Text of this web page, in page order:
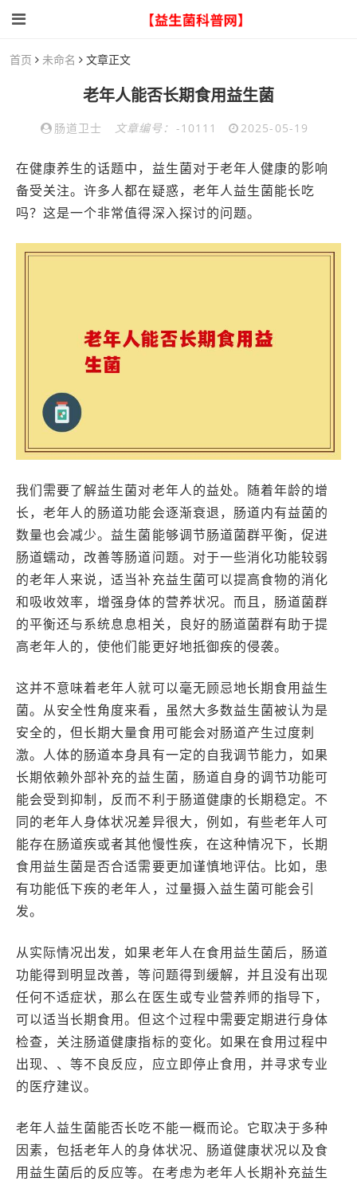
首页 未命名 文章正文
老年人能否长期食用益生菌
肠道卫士 文章编号： -10111 2025-05-19
在健康养生的话题中，益生菌对于老年人健康的影响
备受关注。许多人都在疑惑，老年人益生菌能长吃
吗？这是一个非常值得深入探讨的问题。
我们需要了解益生菌对老年人的益处。随着年龄的增
长，老年人的肠道功能会逐渐衰退，肠道内有益菌的
数量也会减少。益生菌能够调节肠道菌群平衡，促进
肠道蠕动，改善等肠道问题。对于一些消化功能较弱
的老年人来说，适当补充益生菌可以提高食物的消化
和吸收效率，增强身体的营养状况。而且，肠道菌群
的平衡还与系统息息相关，良好的肠道菌群有助于提
高老年人的，使他们能更好地抵御疾的侵袭。
这并不意味着老年人就可以毫无顾忌地长期食用益生
菌。从安全性角度来看，虽然大多数益生菌被认为是
安全的，但长期大量食用可能会对肠道产生过度刺
激。人体的肠道本身具有一定的自我调节能力，如果
长期依赖外部补充的益生菌，肠道自身的调节功能可
能会受到抑制，反而不利于肠道健康的长期稳定。不
同的老年人身体状况差异很大，例如，有些老年人可
能存在肠道疾或者其他慢性疾，在这种情况下，长期
食用益生菌是否合适需要更加谨慎地评估。比如，患
有功能低下疾的老年人，过量摄入益生菌可能会引
发。
从实际情况出发，如果老年人在食用益生菌后，肠道
功能得到明显改善，等问题得到缓解，并且没有出现
任何不适症状，那么在医生或专业营养师的指导下，
可以适当长期食用。但这个过程中需要定期进行身体
检查，关注肠道健康指标的变化。如果在食用过程中
出现、、等不良反应，应立即停止食用，并寻求专业
的医疗建议。
老年人益生菌能否长吃不能一概而论。它取决于多种
因素，包括老年人的身体状况、肠道健康状况以及食
用益生菌后的反应等。在考虑为老年人长期补充益生